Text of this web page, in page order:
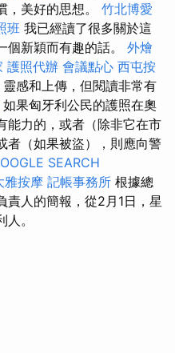
，美好的思想。 竹北博愛
班 我已經讀了很多關於這
個新穎而有趣的話。 外燴
護照代辦 會議點心 西屯按
感和上傳，但閱讀非常有
如果匈牙利公民的護照在奧
能力的，或者（除非它在市
者（如果被盜），則應向警
SEARCH
雅按摩 記帳事務所 根據總
責人的簡報，從2月1日，星
。